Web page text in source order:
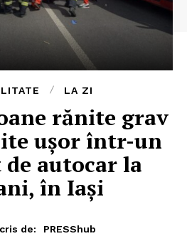
LA ZI
rănite grav
uşor într-un
autocar la
în Iași
de:
PRESShub